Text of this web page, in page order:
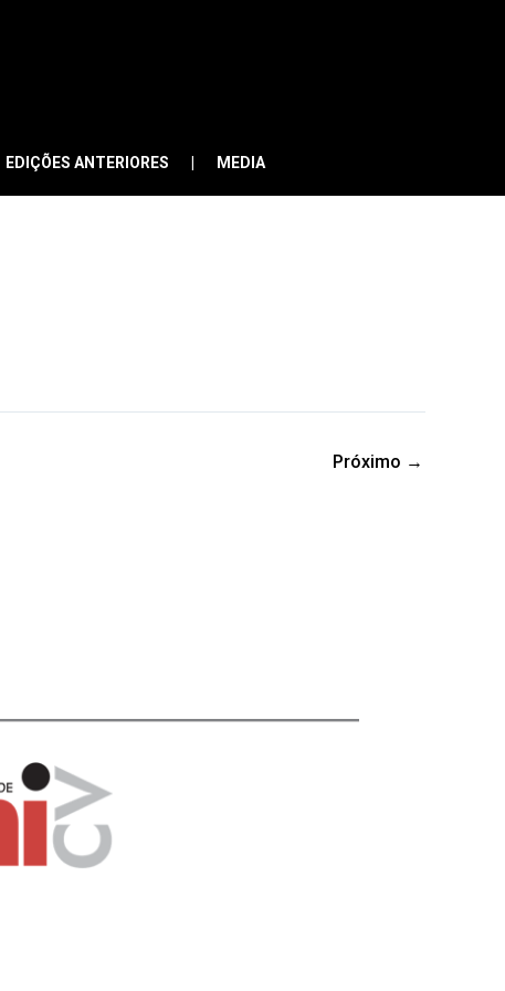
EDIÇÕES ANTERIORES MEDIA
Próximo →